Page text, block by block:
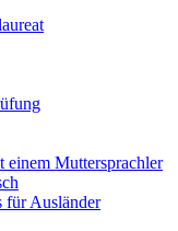
einem Muttersprachler
für Ausländer